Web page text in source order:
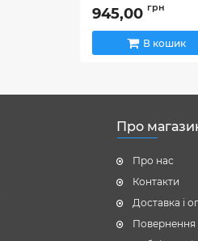
945,00 грн
В кошик
Про
Про нас
Контакти
Доставка і
Повернення